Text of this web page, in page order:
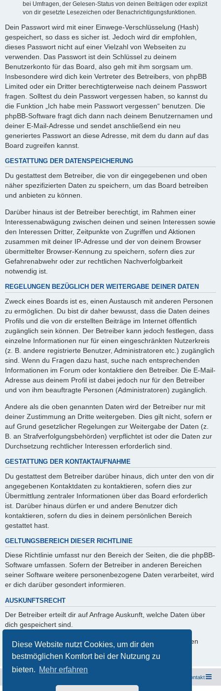
Diese Website nutzt Cookies, um dir den
bestmöglichen Komfort bei der Nutzung zu
bieten. Mehr erfahren
bei Umfragen, der Gelesen-Status von deinen Beiträgen oder explizit
von dir gesetzte Lesezeichen oder Benachrichtigungsfunktionen.
Dein Passwort wird mit einer Einwege-Verschlüsselung (Hash)
gespeichert, so dass es sicher ist. Jedoch wird dir empfohlen,
dieses Passwort nicht auf einer Vielzahl von Webseiten zu
verwenden. Das Passwort ist dein Schlüssel zu deinem
Benutzerkonto für das Board, also geh mit ihm sorgsam um.
Insbesondere wird dich kein Vertreter des Betreibers, von phpBB
Limited oder ein Dritter berechtigterweise nach deinem Passwort
fragen. Solltest du dein Passwort vergessen haben, so kannst du
die Funktion „Ich habe mein Passwort vergessen“ benutzen. Die
phpBB-Software fragt dich dann nach deinem Benutzernamen und
deiner E-Mail-Adresse und sendet anschließend ein neu
generiertes Passwort an diese Adresse, mit dem du dann auf das
Board zugreifen kannst.
GESTATTUNG DER DATENSPEICHERUNG
Du gestattest dem Betreiber, die von dir eingegebenen und oben
näher spezifizierten Daten zu speichern, um das Board betreiben
und anbieten zu können.
Darüber hinaus ist der Betreiber berechtigt, im Rahmen einer
Interessenabwägung zwischen deinen und seinen Interessen sowie
den Interessen Dritter, Zeitpunkte von Zugriffen und Aktionen
zusammen mit deiner IP-Adresse und der von deinem Browser
übermittelter Browser-Kennung zu speichern, sofern dies zur
Gefahrenabwehr oder zur rechtlichen Nachverfolgbarkeit
notwendig ist.
REGELUNGEN BEZÜGLICH DER WEITERGABE DEINER DATEN
Zweck eines Boards ist es, einen Austausch mit anderen Personen
zu ermöglichen. Du bist dir daher bewusst, dass die Daten deines
Profils und die von dir erstellten Beiträge im Internet öffentlich
zugänglich sein können. Der Betreiber kann jedoch festlegen, dass
einzelne Informationen nur für einen eingeschränkten Nutzerkreis
(z. B. andere registrierte Benutzer, Administratoren etc.) zugänglich
sind. Wenn du Fragen dazu hast, suche nach entsprechenden
Informationen im Forum oder kontaktiere den Betreiber. Die E-Mail-
Adresse aus deinem Profil ist dabei jedoch nur für den Betreiber
und von ihm beauftragte Personen (Administratoren) zugänglich.
Andere als die oben genannten Daten wird der Betreiber nur mit
deiner Zustimmung an Dritte weitergeben. Dies gilt nicht, sofern er
auf Grund gesetzlicher Regelungen zur Weitergabe der Daten (z.
B. an Strafverfolgungsbehörden) verpflichtet ist oder die Daten zur
Durchsetzung rechtlicher Interessen erforderlich sind.
GESTATTUNG DER KONTAKTAUFNAHME
Du gestattest dem Betreiber darüber hinaus, dich unter den von dir
angegebenen Kontaktdaten zu kontaktieren, sofern dies zur
Übermittlung zentraler Informationen über das Board erforderlich
ist. Darüber hinaus dürfen er und andere Benutzer dich
kontaktieren, sofern du dies in deinem persönlichen Bereich
gestattet hast.
GELTUNGSBEREICH DIESER RICHTLINIE
Diese Richtlinie umfasst nur den Bereich der Seiten, die die phpBB-
Software umfassen. Sofern der Betreiber in anderen Bereichen
seiner Software weitere personenbezogene Daten verarbeitet, wird
er dich darüber gesondert informieren.
AUSKUNFTSRECHT
Der Betreiber erteilt dir auf Anfrage Auskunft, welche Daten über
dich gespeichert sind.
Du kannst jederzeit die Löschung bzw. Sperrung deiner Daten
verlangen. Kontaktiere hierzu bitte den Betreiber.
Kontakt